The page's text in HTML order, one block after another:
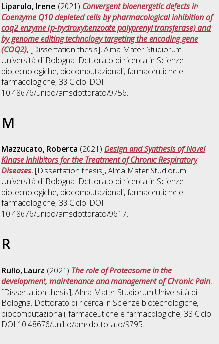
Liparulo, Irene (2021) Convergent bioenergetic defects in
Coenzyme Q10 depleted cells by pharmacological inhibition of
coq2 enzyme (p-hydroxybenzoate polyprenyl transferase) and
by genome editing technology targeting the encoding gene
(COQ2), [Dissertation thesis], Alma Mater Studiorum
Università di Bologna. Dottorato di ricerca in Scienze
biotecnologiche, biocomputazionali, farmaceutiche e
farmacologiche, 33 Ciclo. DOI
10.48676/unibo/amsdottorato/9756.
M
Mazzucato, Roberta (2021)Design and Synthesis of Novel
Kinase Inhibitors for the Treatment of Chronic Respiratory
Diseases, [Dissertation thesis], Alma Mater Studiorum
Università di Bologna. Dottorato di ricerca in Scienze
biotecnologiche, biocomputazionali, farmaceutiche e
farmacologiche, 33 Ciclo. DOI
10.48676/unibo/amsdottorato/9617.
R
Rullo, Laura (2021) The role of Proteasome in the
development, maintenance and management of Chronic Pain,
[Dissertation thesis], Alma Mater Studiorum Università di
Bologna. Dottorato di ricerca in Scienze biotecnologiche,
biocomputazionali, farmaceutiche e farmacologiche, 33 Ciclo.
DOI 10.48676/unibo/amsdottorato/9795.